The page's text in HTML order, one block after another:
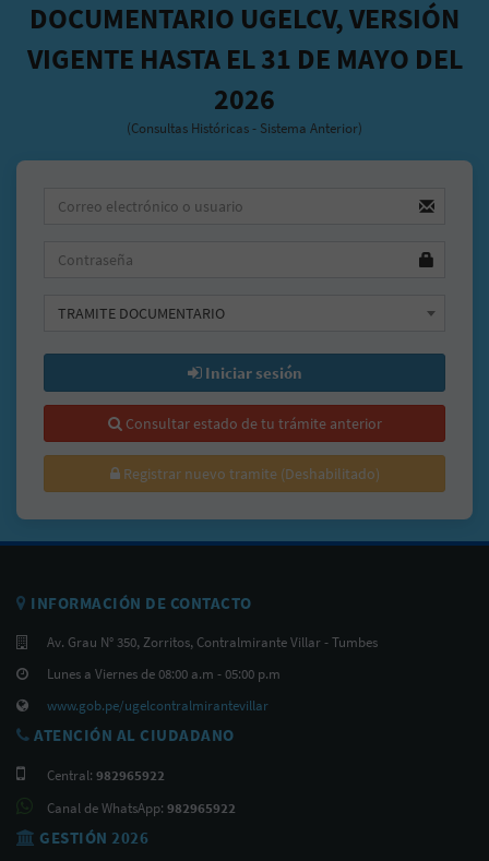
DOCUMENTARIO UGELCV, VERSIÓN
VIGENTE HASTA EL 31 DE MAYO DEL
2026
(Consultas Históricas - Sistema Anterior)
TRAMITE DOCUMENTARIO
Iniciar sesión
Consultar estado de tu trámite anterior
Registrar nuevo tramite (Deshabilitado)
INFORMACIÓN DE CONTACTO
Av. Grau N° 350, Zorritos, Contralmirante Villar - Tumbes
Lunes a Viernes de 08:00 a.m - 05:00 p.m
www.gob.pe/ugelcontralmirantevillar
ATENCIÓN AL CIUDADANO
Central: 982965922
Canal de WhatsApp: 982965922
GESTIÓN 2026